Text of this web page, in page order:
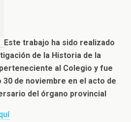
Este trabajo ha sido realizado
de la Historia de la
al Colegio y fue
de noviembre en el acto de
del órgano provincial